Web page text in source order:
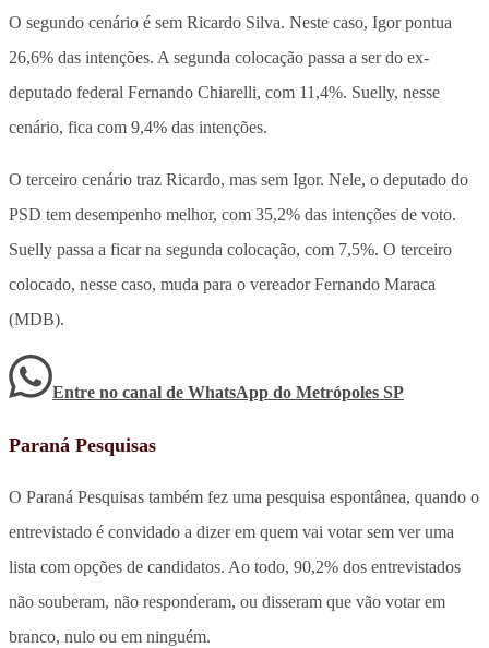
O segundo cenário é sem Ricardo Silva. Neste caso, Igor pontua
26,6% das intenções. A segunda colocação passa a ser do ex-
deputado federal Fernando Chiarelli, com 11,4%. Suelly, nesse
cenário, fica com 9,4% das intenções.
O terceiro cenário traz Ricardo, mas sem Igor. Nele, o deputado do
PSD tem desempenho melhor, com 35,2% das intenções de voto.
Suelly passa a ficar na segunda colocação, com 7,5%. O terceiro
colocado, nesse caso, muda para o vereador Fernando Maraca
(MDB).
Entre no canal de WhatsApp do Metrópoles SP
Paraná Pesquisas
O Paraná Pesquisas também fez uma pesquisa espontânea, quando o
entrevistado é convidado a dizer em quem vai votar sem ver uma
lista com opções de candidatos. Ao todo, 90,2% dos entrevistados
não souberam, não responderam, ou disseram que vão votar em
branco, nulo ou em ninguém.